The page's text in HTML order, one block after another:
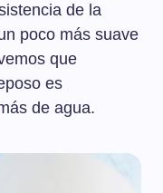
de la
poco más suave
que
es
de agua.